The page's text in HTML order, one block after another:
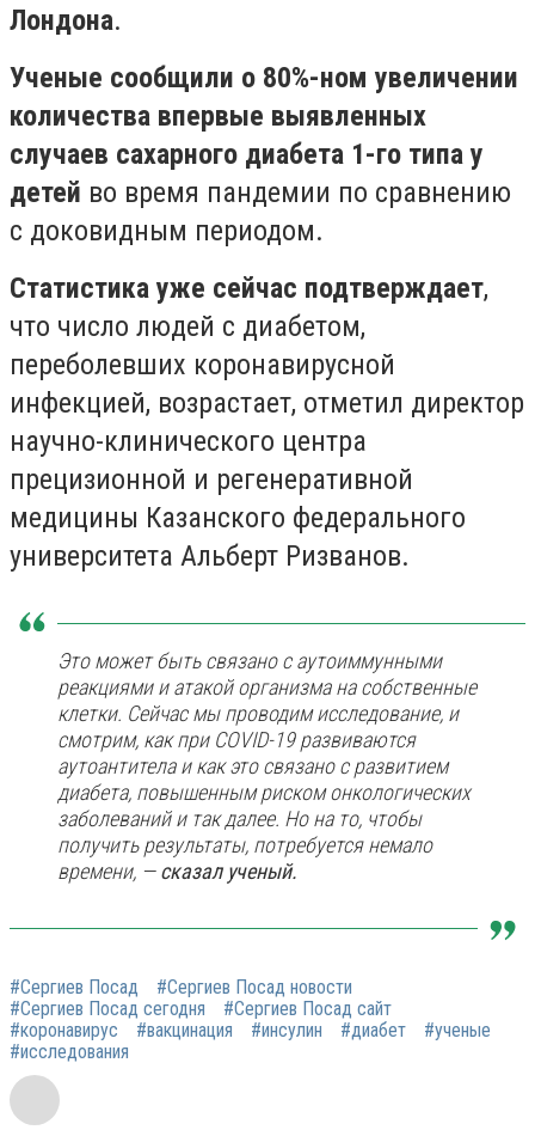
Лондона.
Ученые сообщили о 80%-ном увеличении
количества впервые выявленных
случаев сахарного диабета 1-го типа у
детей во время пандемии по сравнению
с доковидным периодом.
Статистика уже сейчас подтверждает,
что число людей с диабетом,
переболевших коронавирусной
инфекцией, возрастает, отметил директор
научно-клинического центра
прецизионной и регенеративной
медицины Казанского федерального
университета Альберт Ризванов.
Это может быть связано с аутоиммунными
реакциями и атакой организма на собственные
клетки. Сейчас мы проводим исследование, и
смотрим, как при COVID-19 развиваются
аутоантитела и как это связано с развитием
диабета, повышенным риском онкологических
заболеваний и так далее. Но на то, чтобы
получить результаты, потребуется немало
времени, —сказал ученый.
#Сергиев Посад
#Сергиев Посад новости
#Сергиев Посад сегодня
#Сергиев Посад сайт
#коронавирус
#вакцинация #инсулин #диабет
#ученые
#исследования